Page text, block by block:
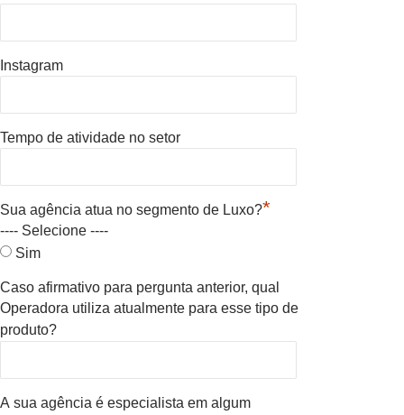
Instagram
Tempo de atividade no setor
Sua agência atua no segmento de Luxo?*
---- Selecione ----
Sim
Caso afirmativo para pergunta anterior, qual
Operadora utiliza atualmente para esse tipo de
produto?
A sua agência é especialista em algum